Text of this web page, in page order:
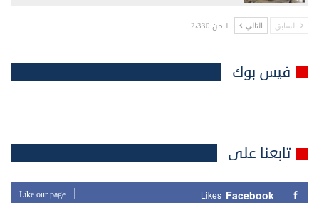
السابق التالي 1 من 2٬330
فيس بوك
تابعنا على
Facebook
Likes
Like our page